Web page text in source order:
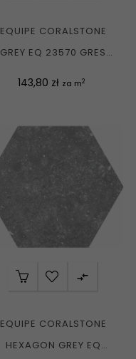
EQUIPE CORALSTONE
GREY EQ 23570 GRES
Cena
143,80 zł za m2

EQUIPE CORALSTONE
HEXAGON GREY EQ